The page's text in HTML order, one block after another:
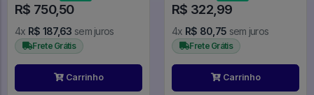
R$ 750,50
4x R$ 187,63 sem juros
Frete Grátis
Carrinho
R$ 322,99
4x R$ 80,75 sem juros
Frete Grátis
Carrinho